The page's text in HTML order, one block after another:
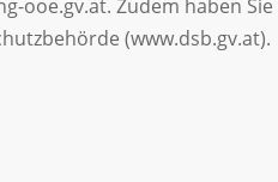
Zudem haben Sie
(www.dsb.gv.at).